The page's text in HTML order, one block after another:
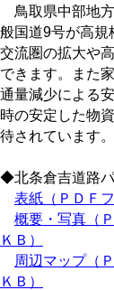
鳥取県中部地
般国道9号が高規
交流圏の拡大や
できます。また
通量減少による
時の安定した物
待されています。
◆北条倉吉道路
表紙（ＰＤＦ
概要・写真（
ＫＢ）
周辺マップ（
ＫＢ）